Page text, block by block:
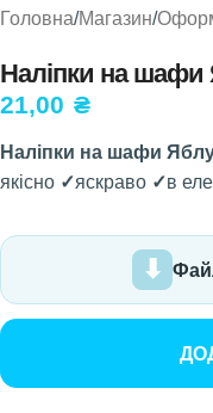
Головна/Магазин/
Наліпки на шафи
21,00 ₴
Наліпки на шафи
якісно ✓яскраво ✓в